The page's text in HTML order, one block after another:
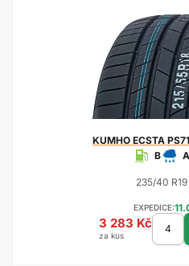
KUMHO ECSTA
B
A
235/40
EXPEDICE:
3 283 Kč
za kus